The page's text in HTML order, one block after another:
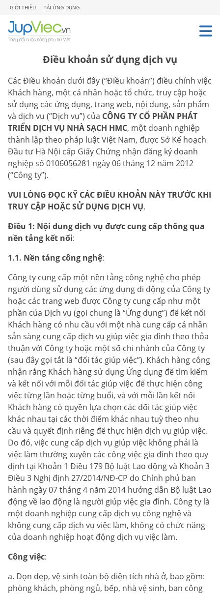
GIỚI THIỆU TẢI ỨNG DỤNG
Điều khoản sử dụng dịch vụ
Các Điều khoản dưới đây (“Điều khoản”) điều chỉnh việc
Khách hàng, một cá nhân hoặc tổ chức, truy cập hoặc
sử dụng các ứng dụng, trang web, nội dung, sản phẩm
và dịch vụ (“Dịch vụ”) của CÔNG TY CỔ PHẦN PHÁT
TRIỂN DỊCH VỤ NHÀ SẠCH HMC, một doanh nghiệp
thành lập theo pháp luật Việt Nam, được Sở Kế hoạch
Đầu tư Hà Nội cấp Giấy Chứng nhận đăng ký doanh
nghiệp số 0106056281 ngày 06 tháng 12 năm 2012
(“Công ty”).
VUI LÒNG ĐỌC KỸ CÁC ĐIỀU KHOẢN NÀY TRƯỚC KHI
TRUY CẬP HOẶC SỬ DỤNG DỊCH VỤ.
Điều 1: Nội dung dịch vụ được cung cấp thông qua
nền tảng kết nối:
1.1. Nền tảng công nghệ:
Công ty cung cấp một nền tảng công nghệ cho phép
người dùng sử dụng các ứng dụng di động của Công ty
hoặc các trang web được Công ty cung cấp như một
phần của Dịch vụ (gọi chung là “Ứng dụng”) để kết nối
Khách hàng có nhu cầu với một nhà cung cấp cá nhân
sẵn sàng cung cấp dịch vụ giúp việc gia đình theo thỏa
thuận với Công ty hoặc một số chi nhánh của Công ty
(sau đây gọi tắt là “đối tác giúp việc”). Khách hàng công
nhận rằng Khách hàng sử dụng Ứng dụng để tìm kiếm
và kết nối với mỗi đối tác giúp việc để thực hiện công
việc từng lần hoặc từng buổi, và với mỗi lần kết nối
Khách hàng có quyền lựa chọn các đối tác giúp việc
khác nhau tại các thời điểm khác nhau tuỳ theo nhu
cầu và quyết định riêng để thực hiện dịch vụ giúp việc.
Do đó, việc cung cấp dịch vụ giúp việc không phải là
việc làm thường xuyên các công việc gia đình theo quy
định tại Khoản 1 Điều 179 Bộ luật Lao động và Khoản 3
Điều 3 Nghị định 27/2014/NĐ-CP do Chính phủ ban
hành ngày 07 tháng 4 năm 2014 hướng dẫn Bộ luật Lao
động về lao động là người giúp việc gia đình. Công ty là
một doanh nghiệp cung cấp dịch vụ công nghệ và
không cung cấp dịch vụ việc làm, không có chức năng
của doanh nghiệp hoạt động dịch vụ việc làm.
Công việc:
a. Dọn dẹp, vệ sinh toàn bộ diện tích nhà ở, bao gồm:
phòng khách, phòng ngủ, bếp, nhà vệ sinh, ban công